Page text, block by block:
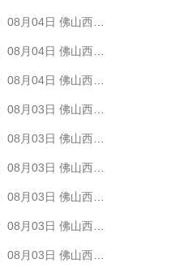
08月04日 佛山西甲足球联赛32强淘汰赛 广东西南建设 VS 香港圣徒 全场录像
08月04日 佛山西甲足球联赛32强淘汰赛 贪玩游戏 VS 美的薪火 全场录像
08月04日 佛山西甲足球联赛32强淘汰赛 藝品高國際 VS 湛江狂狼·粵辉能源 全场录像
08月03日 佛山西甲足球联赛32强淘汰赛 广东客家青年 VS 广州英华思力U17 全场录像
08月03日 佛山西甲足球联赛32强淘汰赛 广州求信 VS 顺德新青年 全场录像
08月03日 佛山西甲足球联赛32强淘汰赛 大塘控股 VS 茂名市点都得 全场录像
08月03日 佛山西甲足球联赛32强淘汰赛 广东凤铝 VS 湛江八部科技 全场录像
08月03日 佛山西甲足球联赛32强淘汰赛 广州蜀地红 VS 广州戴拿模 全场录像
08月03日 佛山西甲足球联赛32强淘汰赛 三水乐民兴健力宝 VS 中国澳门澳科精英 全场录像